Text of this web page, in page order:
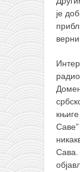
је
Сава.